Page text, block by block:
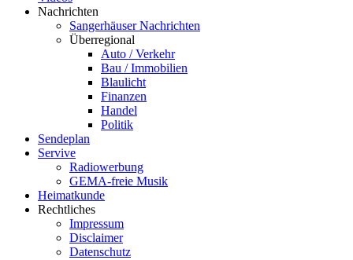
Nachrichten
Sangerhäuser Nachrichten
Überregional
Auto / Verkehr
Bau / Immobilien
Blaulicht
Finanzen
Handel
Politik
Sendeplan
Servive
Radiowerbung
GEMA-freie Musik
Heimatkunde
Rechtliches
Impressum
Disclaimer
Datenschutz